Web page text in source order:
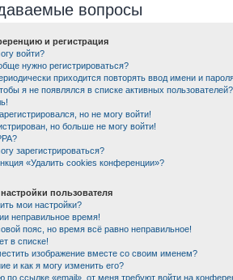
вопросы
и регистрация
войти?
нужно регистрироваться?
приходится повторять ввод имени и
я не появлялся в списке активных пользователей?
но не могу войти!
но больше не могу войти!
зарегистрироваться?
«Удалить cookies конференции»?
пользователя
мои настройки?
неправильное время!
пояс, но время всё равно неправильное!
в списке!
изображение вместе со своим именем?
и как я могу изменить его?
по ссылке «email», от меня требуют войти на